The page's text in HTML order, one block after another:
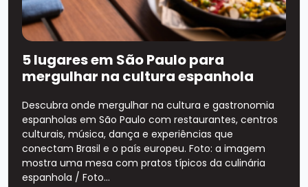
5 lugares em São Paulo para
mergulhar na cultura espanhola
Descubra onde mergulhar na cultura e gastronomia
espanholas em São Paulo com restaurantes, centros
culturais, música, dança e experiências que
conectam Brasil e o país europeu. Foto: a imagem
mostra uma mesa com pratos típicos da culinária
espanhola / Foto...